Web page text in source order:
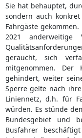
Sie hat behauptet,
sondern auch
Fahrgäste
2021
geraucht, sich
mitgenommen.
gehindert, weiter
Sperre gelte nach
Liniennetz, d.h. für
würden. Es stünde
Bundesgebiet und
Busfahrer